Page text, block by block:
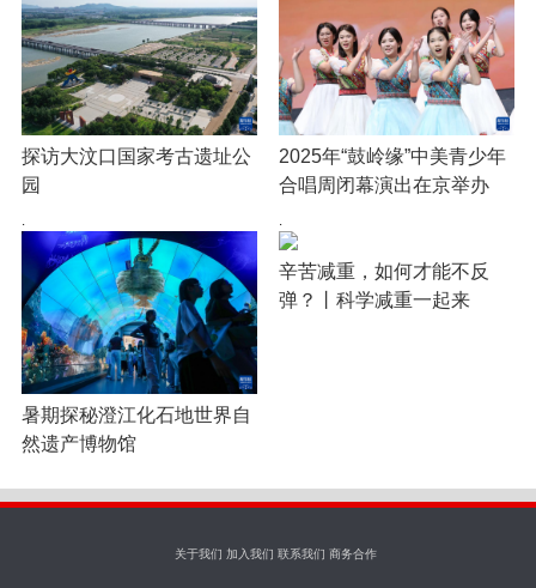
探访大汶口国家考古遗址公
园
2025年“鼓岭缘”中美青少年
合唱周闭幕演出在京举办
·
暑期探秘澄江化石地世界自
然遗产博物馆
·
辛苦减重，如何才能不反
弹？丨科学减重一起来
关于我们 加入我们 联系我们 商务合作